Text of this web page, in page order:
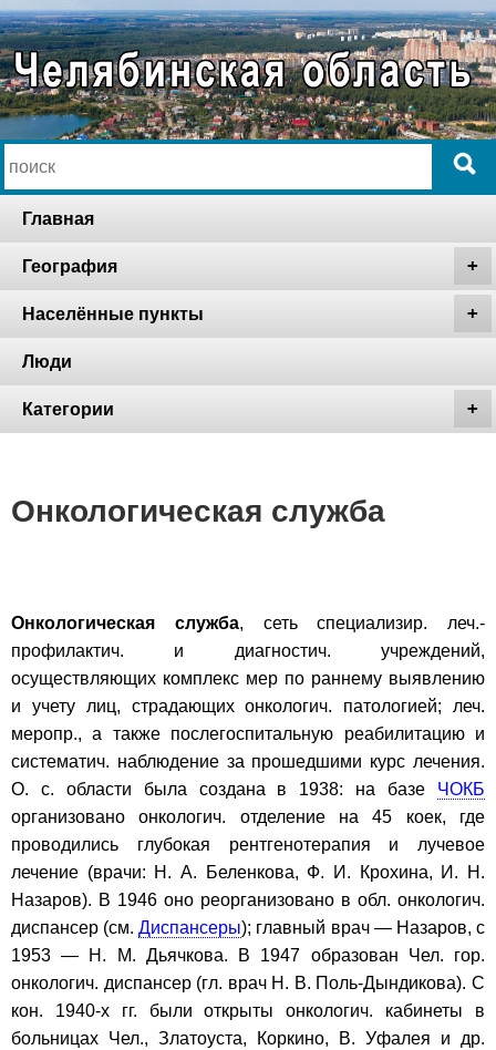
Главная
География
Населённые пункты
Люди
Категории
Онкологическая служба
Онкологическая служба, сеть специализир. леч.-
профилактич. и диагностич. учреждений,
осуществляющих комплекс мер по раннему выявлению
и учету лиц, страдающих онкологич. патологией; леч.
меропр., а также послегоспитальную реабилитацию и
систематич. наблюдение за прошедшими курс лечения.
О. с. области была создана в 1938: на базе ЧОКБ
организовано онкологич. отделение на 45 коек, где
проводились глубокая рентгенотерапия и лучевое
лечение (врачи: Н. А. Беленкова, Ф. И. Крохина, И. Н.
Назаров). В 1946 оно реорганизовано в обл. онкологич.
диспансер (см.Диспансеры); главный врач — Назаров, с
1953 — Н. М. Дьячкова. В 1947 образован Чел. гор.
онкологич. диспансер (гл. врач Н. В. Поль-Дындикова). С
кон. 1940-х гг. были открыты онкологич. кабинеты в
больницах Чел., Златоуста, Коркино, В. Уфалея и др.